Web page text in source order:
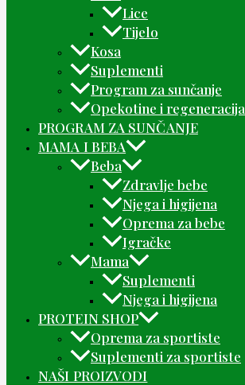
Lice
Tijelo
Kosa
Suplementi
Program za sunčanje
Opekotine i regeneracija
PROGRAM ZA SUNČANJE
MAMA I BEBA
Beba
Zdravlje bebe
Njega i higijena
Oprema za bebe
Igračke
Mama
Suplementi
Njega i higijena
PROTEIN SHOP
Oprema za sportiste
Suplementi za sportiste
NAŠI PROIZVODI